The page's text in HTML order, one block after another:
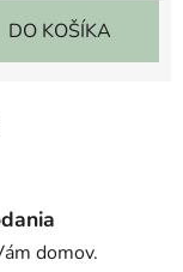
DO KOŠÍKA
domov.